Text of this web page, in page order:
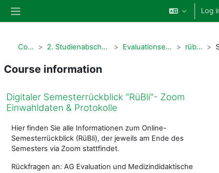
Side panel
Log
Courses 2. Studienabschnitt Humanmedizin Evaluationsergebnisse Klinik rübli_digital
Course information
Digitaler Semesterrückblick "RüBli"- Zoom
Einwahldaten & Protokolle
Hier finden Sie alle Informationen zum Online-
Semesterrückblick (RüBli), der jeweils am Ende des
Semesters via Zoom stattfindet.
Rückfragen an: AG Evaluation und Medizindidaktische